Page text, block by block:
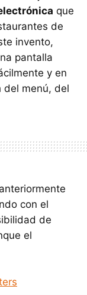
que
de
invento,
pantalla
y en
del menú, del
con el
de
el